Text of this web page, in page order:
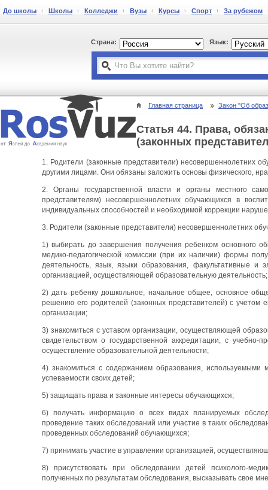
До школы Школы Колледжи Вузы Курсы Спорт За рубежом
Страна: Язык:
Главная страница Закон "Об
Статья 44. Права,
(законных
1. Родители (законные представители) несовершеннолетних
другими лицами. Они обязаны заложить основы физического,
2. Органы государственной власти и органы местного
представителям) несовершеннолетних обучающихся в
индивидуальных способностей и необходимой коррекции
3. Родители (законные представители) несовершеннолетних
1) выбирать до завершения получения ребенком основного
медико-педагогической комиссии (при их наличии) формы
деятельность, язык, языки образования, факультативные
организацией, осуществляющей образовательную деятельность;
2) дать ребенку дошкольное, начальное общее, основное
решению его родителей (законных представителей) с учетом
организации;
3) знакомиться с уставом организации, осуществляющей
свидетельством о государственной аккредитации, с
осуществление образовательной деятельности;
4) знакомиться с содержанием образования,
успеваемости своих детей;
5) защищать права и законные интересы обучающихся;
6) получать информацию о всех видах планируемых
проведение таких обследований или участие в таких
проведенных обследований обучающихся;
7) принимать участие в управлении организацией,
8) присутствовать при обследовании детей психолого-
полученных по результатам обследования, высказывать свое